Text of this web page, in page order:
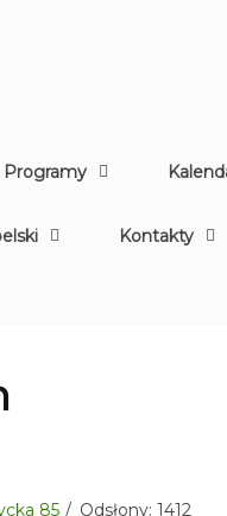
Programy
Kontakty
85 Odsłony: 1412